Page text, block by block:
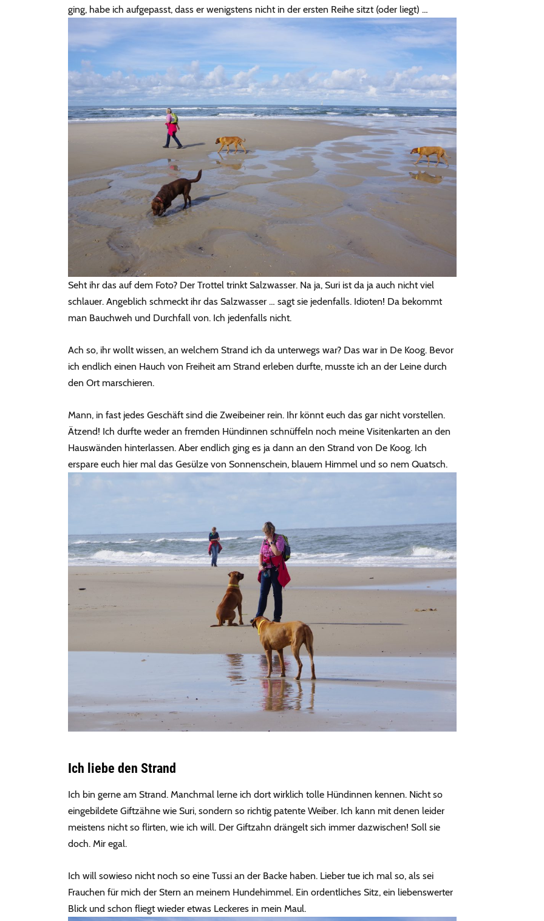
ging, habe ich aufgepasst, dass er wenigstens nicht in der ersten Reihe sitzt (oder liegt) …
Seht ihr das auf dem Foto? Der Trottel trinkt Salzwasser. Na ja, Suri ist da ja auch nicht viel
schlauer. Angeblich schmeckt ihr das Salzwasser … sagt sie jedenfalls. Idioten! Da bekommt
man Bauchweh und Durchfall von. Ich jedenfalls nicht.
Ach so, ihr wollt wissen, an welchem Strand ich da unterwegs war? Das war in De Koog. Bevor
ich endlich einen Hauch von Freiheit am Strand erleben durfte, musste ich an der Leine durch
den Ort marschieren.
Mann, in fast jedes Geschäft sind die Zweibeiner rein. Ihr könnt euch das gar nicht vorstellen.
Ätzend! Ich durfte weder an fremden Hündinnen schnüffeln noch meine Visitenkarten an den
Hauswänden hinterlassen. Aber endlich ging es ja dann an den Strand von De Koog. Ich
erspare euch hier mal das Gesülze von Sonnenschein, blauem Himmel und so nem Quatsch.
Ich liebe den Strand
Ich bin gerne am Strand. Manchmal lerne ich dort wirklich tolle Hündinnen kennen. Nicht so
eingebildete Giftzähne wie Suri, sondern so richtig patente Weiber. Ich kann mit denen leider
meistens nicht so flirten, wie ich will. Der Giftzahn drängelt sich immer dazwischen! Soll sie
doch. Mir egal.
Ich will sowieso nicht noch so eine Tussi an der Backe haben. Lieber tue ich mal so, als sei
Frauchen für mich der Stern an meinem Hundehimmel. Ein ordentliches Sitz, ein liebenswerter
Blick und schon fliegt wieder etwas Leckeres in mein Maul.